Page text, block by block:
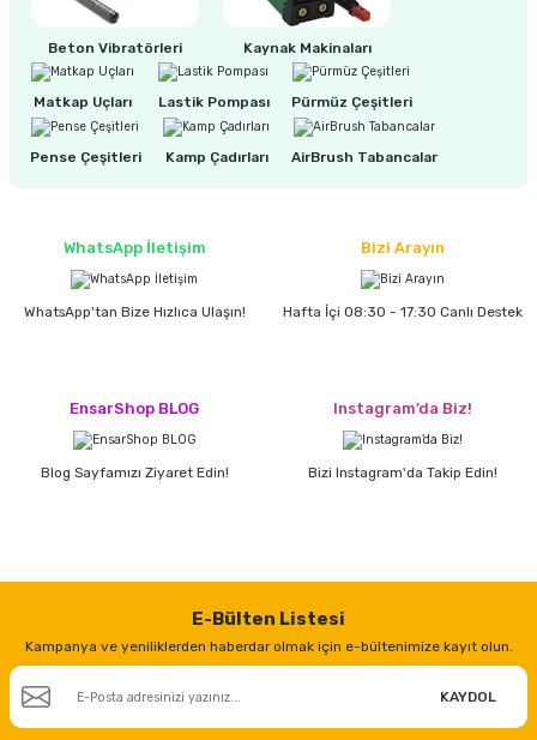
Beton Vibratörleri Kaynak Makinaları
Matkap Uçları Lastik Pompası Pürmüz Çeşitleri
Pense Çeşitleri Kamp Çadırları AirBrush Tabancalar
WhatsApp İletişim
WhatsApp'tan Bize Hızlıca Ulaşın!
Bizi Arayın
Hafta İçi 08:30 - 17:30 Canlı Destek
EnsarShop BLOG
Blog Sayfamızı Ziyaret Edin!
Instagram’da Biz!
Bizi Instagram'da Takip Edin!
E-Bülten Listesi
Kampanya ve yeniliklerden haberdar olmak için e-bültenimize kayıt olun.
KAYDOL